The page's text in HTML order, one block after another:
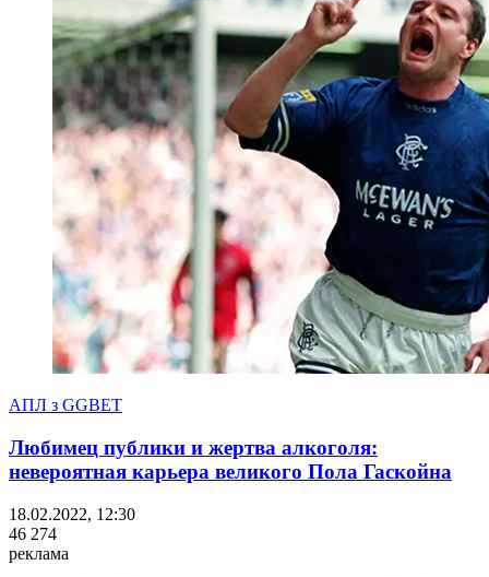
АПЛ з GGBET
Любимец публики и жертва алкоголя:
невероятная карьера великого Пола Гаскойна
18.02.2022, 12:30
46 274
реклама